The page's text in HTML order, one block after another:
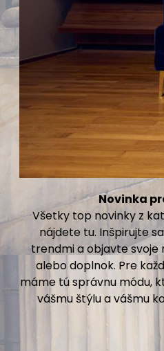
Novinka
Všetky top novinky z
nájdete tu. Inšpirujte
trendmi a objavte
alebo doplnok. Pre
máme tú správnu módu,
vášmu štýlu a vášmu